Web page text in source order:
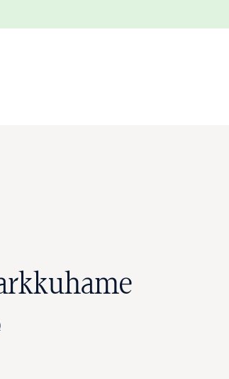
arvioihin